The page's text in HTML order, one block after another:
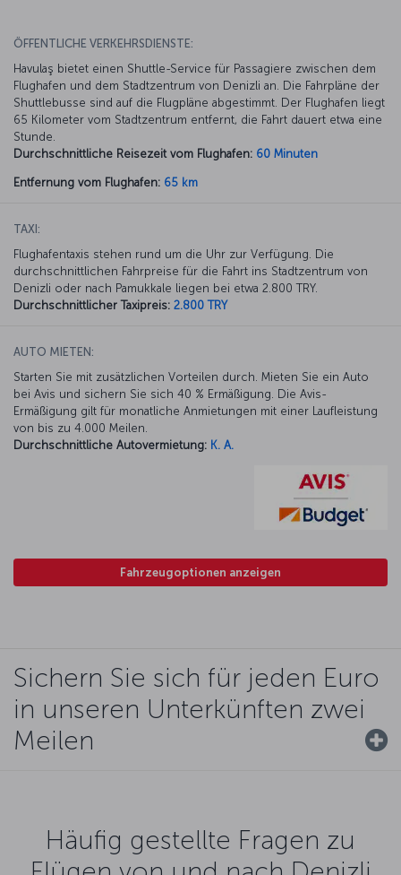
ÖFFENTLICHE VERKEHRSDIENSTE:
Havulaş bietet einen Shuttle-Service für Passagiere zwischen dem
Flughafen und dem Stadtzentrum von Denizli an. Die Fahrpläne der
Shuttlebusse sind auf die Flugpläne abgestimmt. Der Flughafen liegt
65 Kilometer vom Stadtzentrum entfernt, die Fahrt dauert etwa eine
Stunde.
Durchschnittliche Reisezeit vom Flughafen: 60 Minuten
Entfernung vom Flughafen: 65 km
TAXI:
Flughafentaxis stehen rund um die Uhr zur Verfügung. Die
durchschnittlichen Fahrpreise für die Fahrt ins Stadtzentrum von
Denizli oder nach Pamukkale liegen bei etwa 2.800 TRY.
Durchschnittlicher Taxipreis: 2.800 TRY
AUTO MIETEN:
Starten Sie mit zusätzlichen Vorteilen durch. Mieten Sie ein Auto
bei Avis und sichern Sie sich 40 % Ermäßigung. Die Avis-
Ermäßigung gilt für monatliche Anmietungen mit einer Laufleistung
von bis zu 4.000 Meilen.
Durchschnittliche Autovermietung: K. A.
Fahrzeugoptionen anzeigen
Sichern Sie sich für jeden Euro
in unseren Unterkünften zwei
Meilen
Häufig gestellte Fragen zu